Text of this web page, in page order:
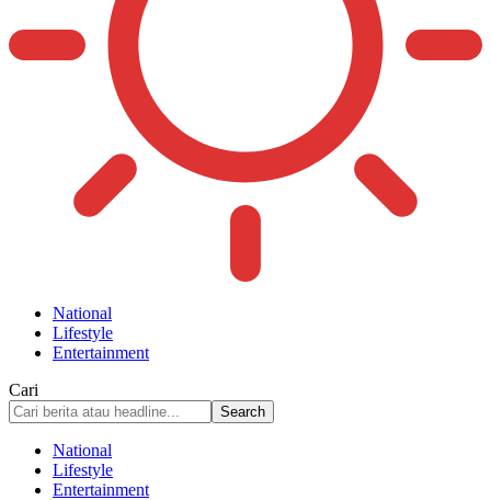
National
Lifestyle
Entertainment
Cari
National
Lifestyle
Entertainment